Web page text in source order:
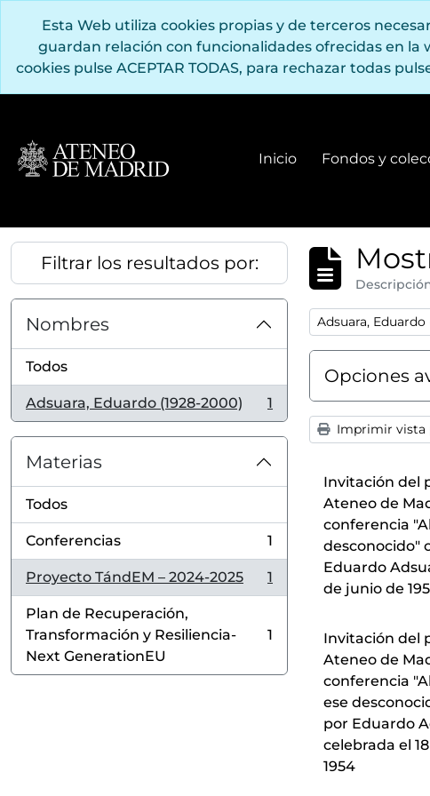
Esta Web utiliza cookies propias y de terceros
guardan relación con funcionalidades ofrecidas en
cookies pulse ACEPTAR TODAS, para rechazar todas
Inicio Fondos y
Filtrar los resultados por:
Nombres
Todos
Adsuara, Eduardo (1928-2000)
, 1 resultados
1
Materias
Todos
Conferencias
, 1 resultados
1
Proyecto TándEM – 2024-2025
, 1 resultados
1
Plan de Recuperación,
Transformación y Resiliencia-
Next GenerationEU
, 1 resultados
1
Remove filter:
Adsuara, Eduardo
Opciones
Imprimir vista
Invitación del
Ateneo de
conferencia
desconocido"
Eduardo
de junio de
Invitación del
Ateneo de
conferencia
ese
por Eduardo
celebrada el
1954